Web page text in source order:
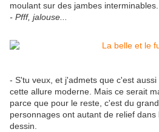
moulant sur des jambes interminables.
- Pfff, jalouse...
- S'tu veux, et j'admets que c'est
cette allure moderne. Mais ce serait
parce que pour le reste, c'est du
personnages ont autant de relief
dessin.